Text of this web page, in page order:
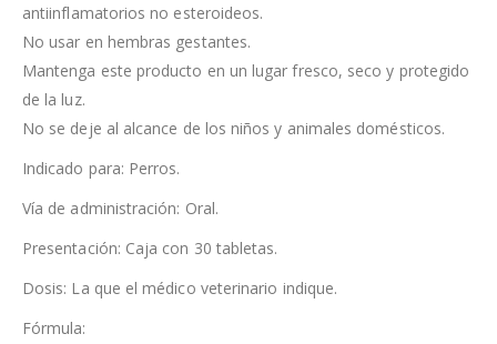
antiinflamatorios no esteroideos.
No usar en hembras gestantes.
Mantenga este producto en un lugar fresco, seco y protegido
de la luz.
No se deje al alcance de los niños y animales domésticos.
Indicado para: Perros.
Vía de administración: Oral.
Presentación: Caja con 30 tabletas.
Dosis: La que el médico veterinario indique.
Fórmula: